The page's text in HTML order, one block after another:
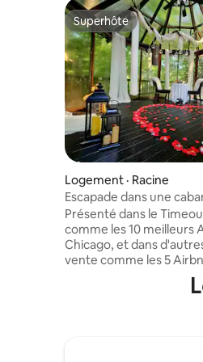
Superhôte
Superhôte
Logement · Racine
Escapade dans une
Wisconsin !
Présenté dans le
comme les 10 meilleurs
Chicago, et dans
vente comme les 5
romantiques du
offre une expérience